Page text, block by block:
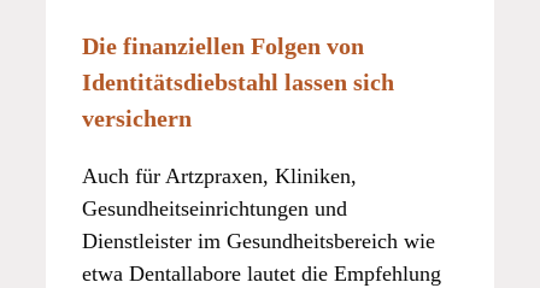
Die finanziellen Folgen von
Identitätsdiebstahl lassen sich
versichern
Auch für Artzpraxen, Kliniken,
Gesundheitseinrichtungen und
Dienstleister im Gesundheitsbereich wie
etwa Dentallabore lautet die Empfehlung